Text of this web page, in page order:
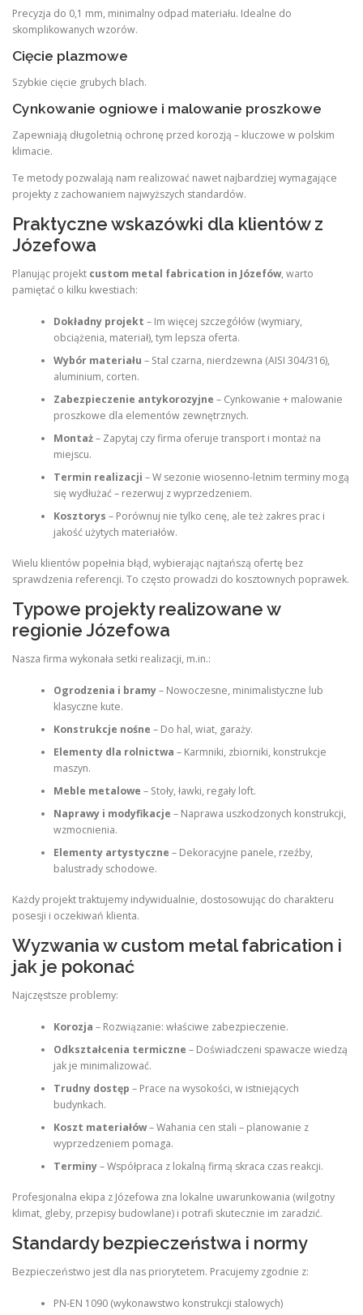
Precyzja do 0,1 mm, minimalny odpad materiału. Idealne do
skomplikowanych wzorów.
Cięcie plazmowe
Szybkie cięcie grubych blach.
Cynkowanie ogniowe i malowanie proszkowe
Zapewniają długoletnią ochronę przed korozją – kluczowe w polskim
klimacie.
Te metody pozwalają nam realizować nawet najbardziej wymagające
projekty z zachowaniem najwyższych standardów.
Praktyczne wskazówki dla klientów z
Józefowa
Planując projekt custom metal fabrication in Józefów, warto
pamiętać o kilku kwestiach:
Dokładny projekt – Im więcej szczegółów (wymiary,
obciążenia, materiał), tym lepsza oferta.
Wybór materiału – Stal czarna, nierdzewna (AISI 304/316),
aluminium, corten.
Zabezpieczenie antykorozyjne – Cynkowanie + malowanie
proszkowe dla elementów zewnętrznych.
Montaż– Zapytaj czy firma oferuje transport i montaż na
miejscu.
Termin realizacji – W sezonie wiosenno-letnim terminy mogą
się wydłużać – rezerwuj z wyprzedzeniem.
Kosztorys – Porównuj nie tylko cenę, ale też zakres prac i
jakość użytych materiałów.
Wielu klientów popełnia błąd, wybierając najtańszą ofertę bez
sprawdzenia referencji. To często prowadzi do kosztownych poprawek.
Typowe projekty realizowane w
regionie Józefowa
Nasza firma wykonała setki realizacji, m.in.:
Ogrodzenia i bramy– Nowoczesne, minimalistyczne lub
klasyczne kute.
Konstrukcje nośne – Do hal, wiat, garaży.
Elementy dla rolnictwa – Karmniki, zbiorniki, konstrukcje
maszyn.
Meble metalowe – Stoły, ławki, regały loft.
Naprawy i modyfikacje – Naprawa uszkodzonych konstrukcji,
wzmocnienia.
Elementy artystyczne – Dekoracyjne panele, rzeźby,
balustrady schodowe.
Każdy projekt traktujemy indywidualnie, dostosowując do charakteru
posesji i oczekiwań klienta.
Wyzwania w custom metal fabrication i
jak je pokonać
Najczęstsze problemy:
Korozja – Rozwiązanie: właściwe zabezpieczenie.
Odkształcenia termiczne – Doświadczeni spawacze wiedzą
jak je minimalizować.
Trudny dostęp – Prace na wysokości, w istniejących
budynkach.
Koszt materiałów– Wahania cen stali – planowanie z
wyprzedzeniem pomaga.
Terminy– Współpraca z lokalną firmą skraca czas reakcji.
Profesjonalna ekipa z Józefowa zna lokalne uwarunkowania (wilgotny
klimat, gleby, przepisy budowlane) i potrafi skutecznie im zaradzić.
Standardy bezpieczeństwa i normy
Bezpieczeństwo jest dla nas priorytetem. Pracujemy zgodnie z:
PN-EN 1090 (wykonawstwo konstrukcji stalowych)